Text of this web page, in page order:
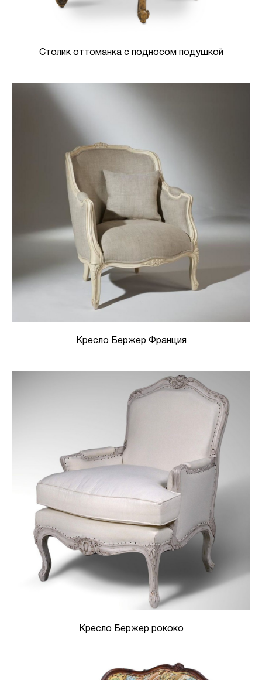
Столик оттоманка с подносом подушкой
Кресло Бержер Франция
Кресло Бержер рококо